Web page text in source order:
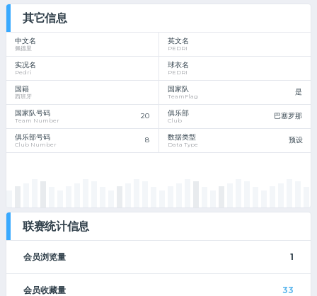
其它信息
中文名
佩德里
英文名
PEDRI
实况名
Pedri
球衣名
PEDRI
国籍
西班牙
国家队
TeamFlag 是
国家队号码
Team Number 20 俱乐部
Club 巴塞罗那
俱乐部号码
Club Number 8 数据类型
Data Type 预设
联赛统计信息
会员浏览量 1
会员收藏量 33